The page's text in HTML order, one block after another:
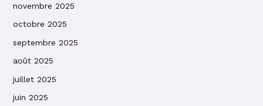
novembre 2025
octobre 2025
septembre 2025
août 2025
juillet 2025
juin 2025